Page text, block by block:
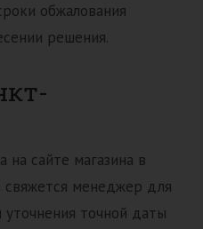
обжалования
решения.
на сайте магазина в
менеджер для
точной даты